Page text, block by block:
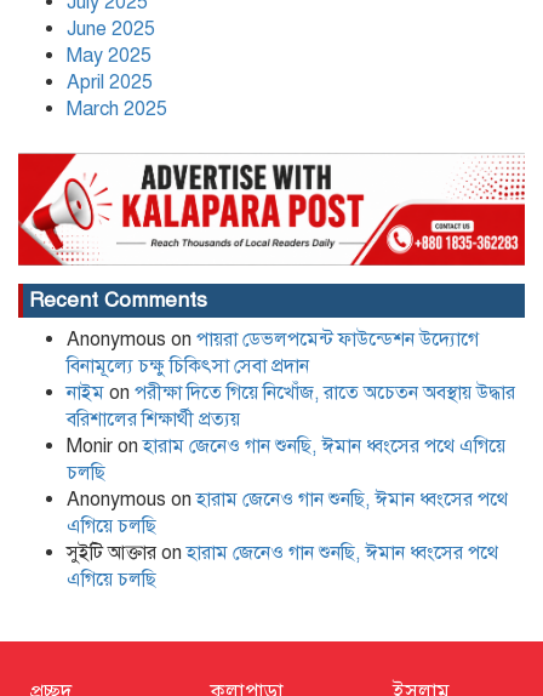
June 2025
May 2025
April 2025
March 2025
Recent Comments
Anonymous on পায়রা ডেভলপমেন্ট ফাউন্ডেশন উদ্যোগে
বিনামূল্যে চক্ষু চিকিৎসা সেবা প্রদান
নাইম on পরীক্ষা দিতে গিয়ে নিখোঁজ, রাতে অচেতন অবস্থায় উদ্ধার
বরিশালের শিক্ষার্থী প্রত্যয়
Monir onহারাম জেনেও গান শুনছি, ঈমান ধ্বংসের পথে এগিয়ে
চলছি
Anonymous onহারাম জেনেও গান শুনছি, ঈমান ধ্বংসের পথে
এগিয়ে চলছি
সুইটি আক্তার onহারাম জেনেও গান শুনছি, ঈমান ধ্বংসের পথে
এগিয়ে চলছি